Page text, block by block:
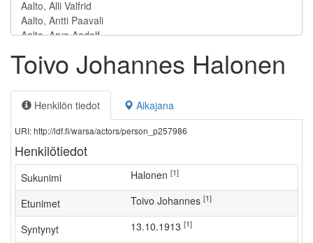
Toivo Johannes Halonen
Henkilön tiedot Aikajana
URI: http://ldf.fi/warsa/actors/person_p257986
Henkilötiedot
Sukunimi Halonen [1]
Etunimet Toivo Johannes [1]
Syntynyt 13.10.1913 [1]